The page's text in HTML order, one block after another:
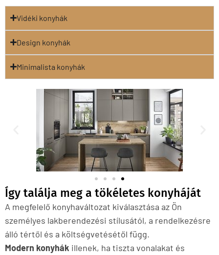
Vidéki konyhák
Design konyhák
Minimalista konyhák
Így találja meg a tökéletes konyháját
A megfelelő konyhaváltozat kiválasztása az Ön
személyes lakberendezési stílusától, a rendelkezésre
álló tértől és a költségvetésétől függ.
Modern konyhák illenek, ha tiszta vonalakat és